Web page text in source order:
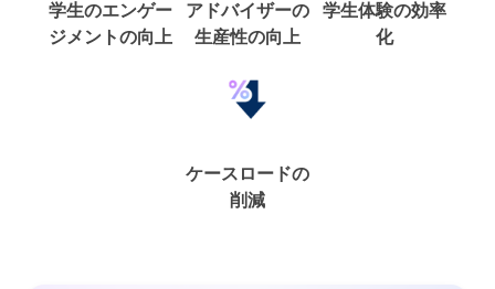
学生のエンゲー
ジメントの向上
アドバイザーの
生産性の向上
学生体験の効率
化
ケースロードの
削減